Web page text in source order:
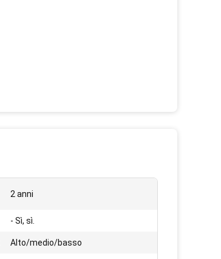
2 anni
- Sì, sì.
Alto/medio/basso